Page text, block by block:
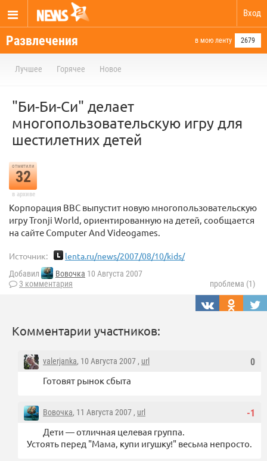
Вход
Развлечения в мою ленту 2679
Лучшее Горячее Новое
"Би-Би-Си" делает
многопользовательскую игру для
шестилетних детей
отметили
32
в архиве
Корпорация BBC выпустит новую многопользовательскую
игру Tronji World, ориентированную на детей, сообщается
на сайте Computer Аnd Videogames.
Источник: lenta.ru/news/2007/08/10/kids/
Добавил Вовочка 10 Августа 2007
3 комментария
проблема (1)
Комментарии участников:
0
valerjanka, 10 Августа 2007 , url
Готовят рынок сбыта
-1
Вовочка, 11 Августа 2007 , url
Дети — отличная целевая группа.
Устоять перед "Мама, купи игушку!" весьма непросто.